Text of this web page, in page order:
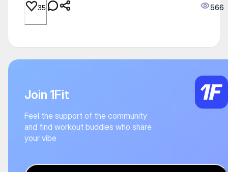
35 566
Join 1Fit
Feel the support of the community
and find workout buddies who share
your vibe